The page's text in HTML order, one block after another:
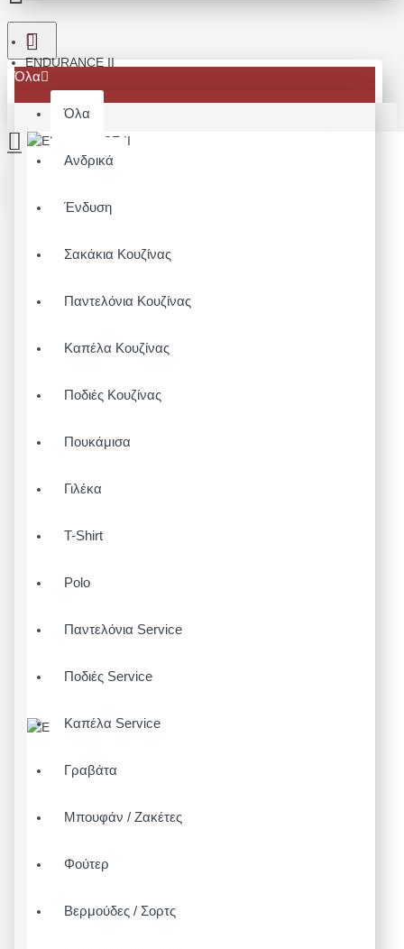
Όλα
Όλα
Ανδρικά
Ένδυση
Σακάκια Κουζίνας
Παντελόνια Κουζίνας
Καπέλα Κουζίνας
Ποδιές Κουζίνας
Πουκάμισα
Γιλέκα
T-Shirt
Polo
Παντελόνια Service
Ποδιές Service
Καπέλα Service
Γραβάτα
Μπουφάν / Ζακέτες
Φούτερ
Βερμούδες / Σορτς
ENDURANCE II